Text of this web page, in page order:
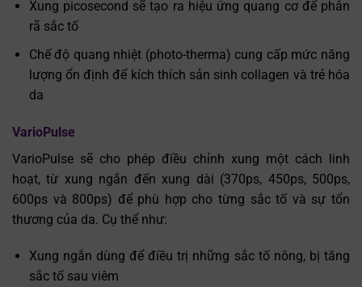
Xung picosecond sẽ tạo ra hiệu ứng quang cơ để phân
rã sắc tố
Chế độ quang nhiệt (photo-therma) cung cấp mức năng
lượng ổn định để kích thích sản sinh collagen và trẻ hóa
da
VarioPulse
VarioPulse sẽ cho phép điều chỉnh xung một cách linh
hoạt, từ xung ngắn đến xung dài (370ps, 450ps, 500ps,
600ps và 800ps) để phù hợp cho từng sắc tố và sự tổn
thương của da. Cụ thể như:
Xung ngắn dùng để điều trị những sắc tố nông, bị tăng
sắc tố sau viêm